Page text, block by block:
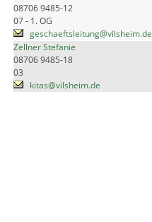
08706 9485-12
07 - 1. OG
geschaeftsleitung@vilsheim.de
Zellner Stefanie
08706 9485-18
03
kitas@vilsheim.de